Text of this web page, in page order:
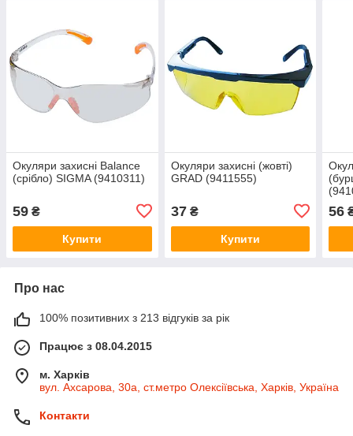
Окуляри захисні Balance
(срібло) SIGMA (9410311)
59 ₴
Купити
Окуляри захисні (жовті)
GRAD (9411555)
37₴
Купити
56
Про нас
100% позитивних з 213 відгуків за рік
Працює з 08.04.2015
м. Харків
вул. Ахсарова, 30а, ст.метро Олексіївська, Харків, Україна
Контакти